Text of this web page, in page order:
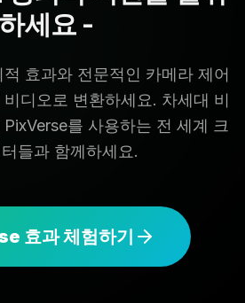
하세요 -
효과와 전문적인 카메라 제어
디오로 변환하세요. 차세대 비
를 사용하는 전 세계 크
들과 함께하세요.
효과 체험하기